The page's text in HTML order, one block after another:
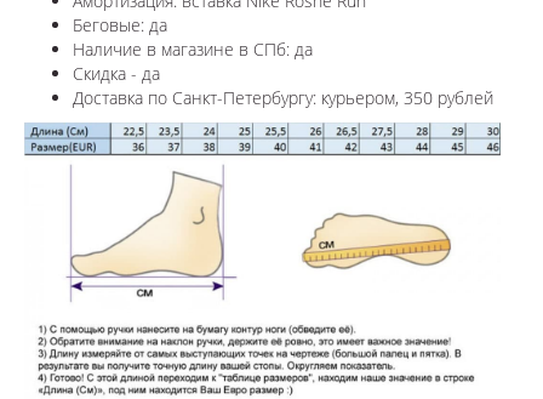
Беговые: да
Наличие в магазине в СПб: да
Скидка - да
Доставка по Санкт-Петербургу: курьером, 350 рублей